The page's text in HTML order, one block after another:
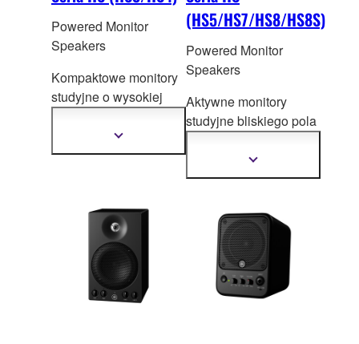
Powered Monitor
Speakers
Kompaktowe monitory
studyjne o wysokiej
wymagających
twórców
Pokaż
(HS5/HS7/HS8/HS8S)
Powered Monitor
Speakers
Aktywne monitory
studyjne bliskiego pola
legendzie swojego
poprzednika, który stał
branży, dzięki swojej
niezwykłej
skuteczności.
Pokaż